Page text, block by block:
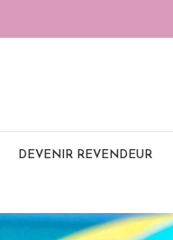
DEVENIR REVENDEUR